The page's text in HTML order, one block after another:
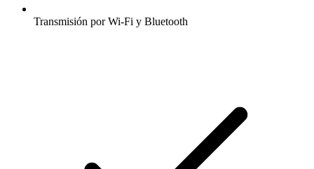
Transmisión por Wi-Fi y Bluetooth